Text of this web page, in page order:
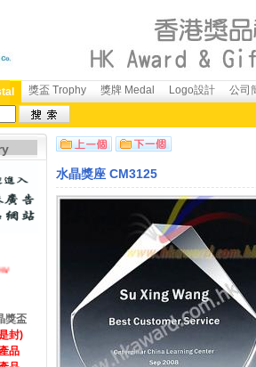
獎盃 Trophy 獎牌 Medal Logo設計 公司
獎盃
封)
品
水晶獎座 CM3125